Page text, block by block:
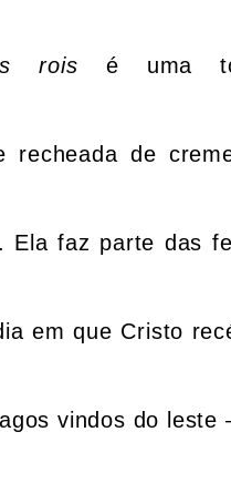
rois é uma
recheada de
Ela faz parte das
em que Cristo
vindos do leste